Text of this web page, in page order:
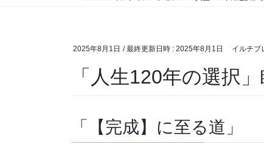
2025年8月1日 / 最終更新日時 : 2025年8月1日 イルチブ
「人生120年の選択
「【完成】に至る道」